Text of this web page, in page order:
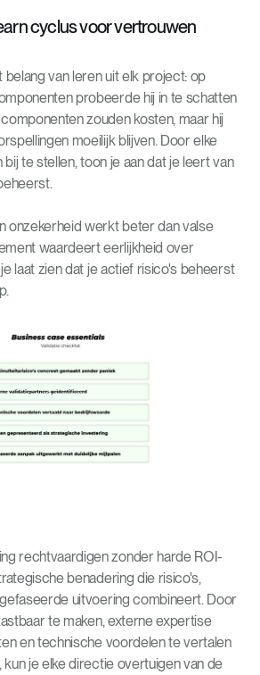
cyclus voor vertrouwen
van leren uit elk project: op
probeerde hij in te schatten
zouden kosten, maar hij
moeilijk blijven. Door elke
te stellen, toon je aan dat je leert van
onzekerheid werkt beter dan valse
waardeert eerlijkheid over
laat zien dat je actief risico's beheerst
rechtvaardigen zonder harde ROI-
benadering die risico's,
uitvoering combineert. Door
te maken, externe expertise
en technische voordelen te vertalen
kun je elke directie overtuigen van de